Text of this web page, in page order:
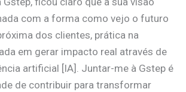
com a forma como vejo o futuro
dos clientes, prática na
em gerar impacto real através de
artificial [IA]. Juntar-me à Gstep é
de contribuir para transformar